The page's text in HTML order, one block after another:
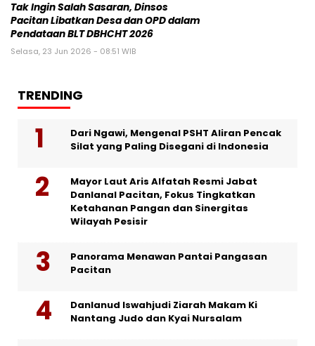
Tak Ingin Salah Sasaran, Dinsos
Pacitan Libatkan Desa dan OPD dalam
Pendataan BLT DBHCHT 2026
Selasa, 23 Jun 2026 - 08:51 WIB
TRENDING
Dari Ngawi, Mengenal PSHT Aliran Pencak
Silat yang Paling Disegani di Indonesia
Mayor Laut Aris Alfatah Resmi Jabat
Danlanal Pacitan, Fokus Tingkatkan
Ketahanan Pangan dan Sinergitas
Wilayah Pesisir
Panorama Menawan Pantai Pangasan
Pacitan
Danlanud Iswahjudi Ziarah Makam Ki
Nantang Judo dan Kyai Nursalam